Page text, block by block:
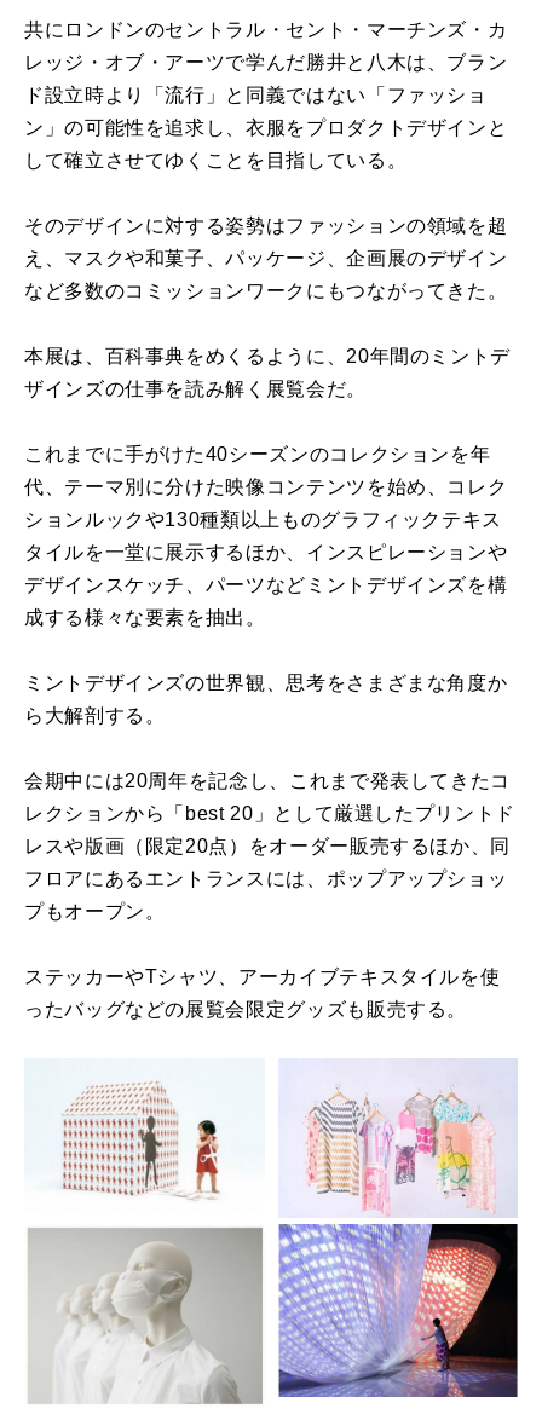
共にロンドンのセントラル・ セント・マーチンズ・カ
レッジ・オブ・ アーツで学んだ勝井と八木は、ブラン
ド設立時より「流行」 と同義ではない「ファッショ
ン」の可能性を追求し、衣服をプロダクトデザインと
して確立させてゆくことを目指してい る。
そのデザインに対する姿勢はファッションの領域を超
え、 マスクや和菓子、パッケージ、企画展のデザイン
など多数のコミッションワークにもつながってき た。
本展は、百科事典をめくるように、 20年間のミントデ
ザインズの仕事を読み解く展覧会だ。
これまでに手がけた40シーズンのコレクションを年
代、 テーマ別に分けた映像コンテンツを始め、 コレク
ションルックや130種類以上ものグラフィックテキス
タイ ルを一堂に展示するほか、 インスピレーションや
デザインスケッチ、 パーツなどミントデザインズを構
成する様々な要素を抽出。
ミントデザインズの世界観、 思考をさまざまな角度か
ら大解剖する。
会期中には20周年を記念し、
これまで発表してきたコ
レクションから「best 20」として厳選したプリントド
レスや版画（限定20点）
をオーダー販売するほか、同
フロアにあるエントランスには、 ポップアップショッ
プもオープン。
ステッカーやTシャツ、 アーカイブテキスタイルを使
ったバッグなどの展覧会限定グッズも 販売する。